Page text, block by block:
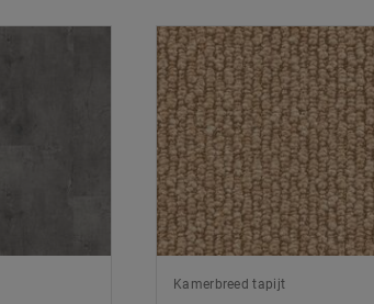
Kamerbreed tapijt